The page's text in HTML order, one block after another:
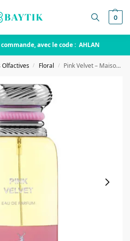
0
avec le code : AHLAN
Olfactives / Floral / Pink Velvet – Maison Alhambra